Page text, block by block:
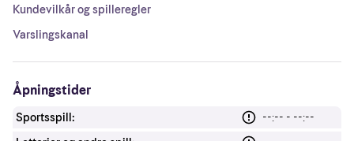
Kundevilkår og spilleregler
Varslingskanal
Åpningstider
Sportsspill:
--:-- - --:--